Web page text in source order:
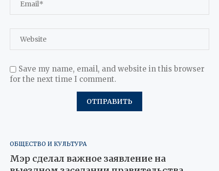
Save my name, email, and website in this browser
for the next time I comment.
ОБЩЕСТВО И КУЛЬТУРА
Мэр сделал важное заявление на